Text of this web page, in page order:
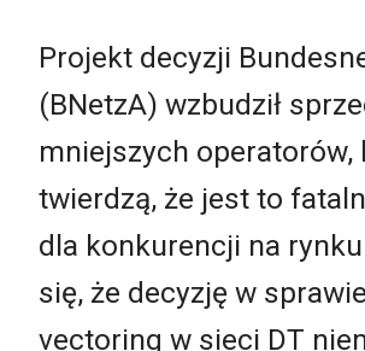
Projekt decyzji
(BNetzA) wzbudził
mniejszych operatorów,
twierdzą, że jest to
dla konkurencji na
się, że decyzję w
vectoring w sieci DT